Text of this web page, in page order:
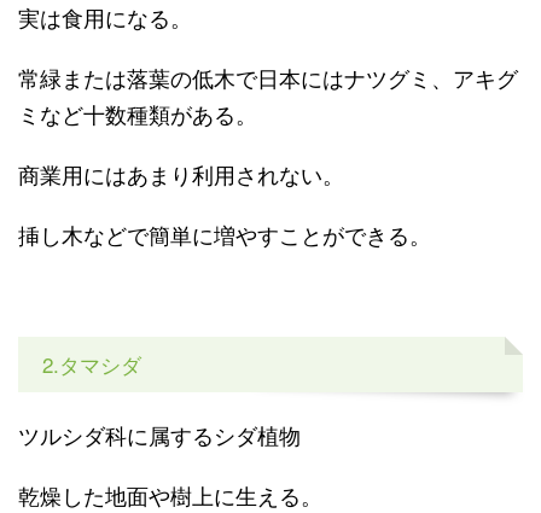
実は食用になる。
常緑または落葉の低木で日本にはナツグミ、アキグ
ミなど十数種類がある。
商業用にはあまり利用されない。
挿し木などで簡単に増やすことができる。
2.タマシダ
ツルシダ科に属するシダ植物
乾燥した地面や樹上に生える。